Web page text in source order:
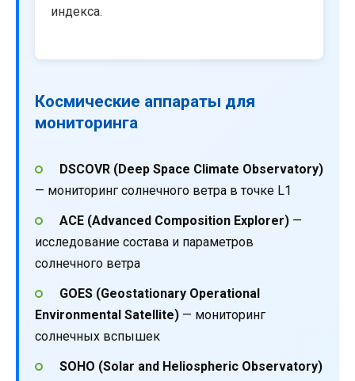
индекса.
Космические аппараты для
мониторинга
DSCOVR (Deep Space Climate Observatory)
— мониторинг солнечного ветра в точке L1
ACE (Advanced Composition Explorer)—
исследование состава и параметров
солнечного ветра
GOES (Geostationary Operational
Environmental Satellite) — мониторинг
солнечных вспышек
SOHO (Solar and Heliospheric Observatory)